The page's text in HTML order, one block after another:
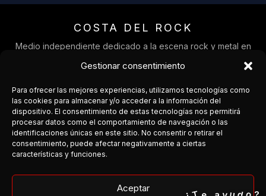
Gestionar consentimiento
Para ofrecer las mejores experiencias, utilizamos tecnologías como
las cookies para almacenar y/o acceder a la información del
dispositivo. El consentimiento de estas tecnologías nos permitirá
procesar datos como el comportamiento de navegación o las
identificaciones únicas en este sitio. No consentir o retirar el
consentimiento, puede afectar negativamente a ciertas
características y funciones.
Aceptar
COSTA DEL ROCK
Medio independiente dedicado a la escena rock y metal en
Cobertura, agenda y conexión entre bandas y público.
Facebook
Instagram
¿Organizas un concierto?